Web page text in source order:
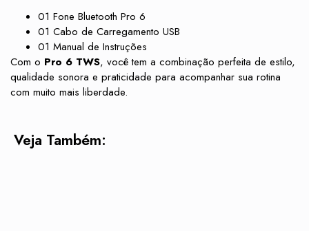
01 Fone Bluetooth Pro 6
01 Cabo de Carregamento USB
01 Manual de Instruções
Com o Pro 6 TWS, você tem a combinação perfeita de estilo,
qualidade sonora e praticidade para acompanhar sua rotina
com muito mais liberdade.
Veja Também: